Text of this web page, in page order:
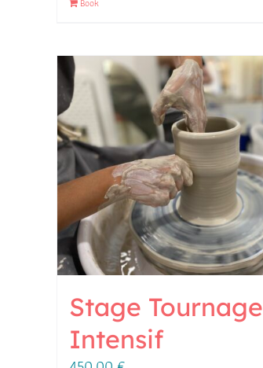
Book
Stage Tournage
Intensif